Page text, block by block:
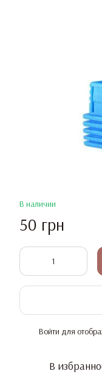
В наличии
50 грн
Войти для
В